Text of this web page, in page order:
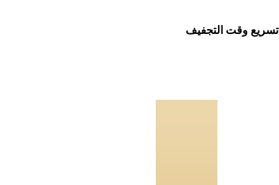
تسريع وقت التجفيف